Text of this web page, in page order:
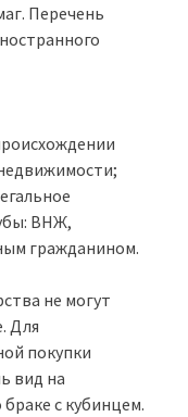
Перечень
ВНЖ,
гражданином.
не могут
Для
покупки
вид на
с кубинцем.